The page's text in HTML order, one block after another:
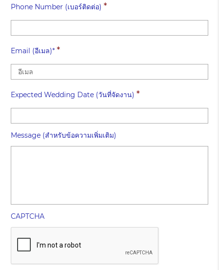
Phone Number (เบอร์ติดต่อ) *
Email (อีเมล)* *
Expected Wedding Date (วันที่จัดงาน) *
Message (สำหรับข้อความเพิ่มเติม)
CAPTCHA